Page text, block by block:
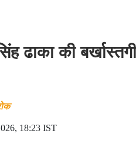
ढाका की
18:23 IST